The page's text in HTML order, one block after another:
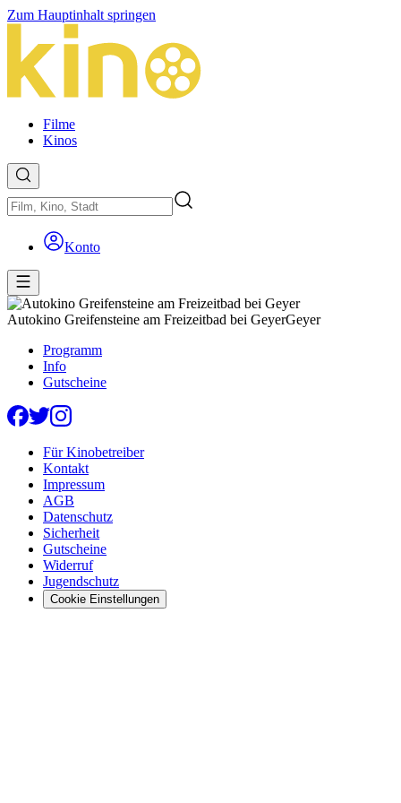
Zum Hauptinhalt springen
Filme
Kinos
Konto
Autokino Greifensteine am Freizeitbad bei GeyerGeyer
Programm
Info
Gutscheine
Für Kinobetreiber
Kontakt
Impressum
AGB
Datenschutz
Sicherheit
Gutscheine
Widerruf
Jugendschutz
Cookie Einstellungen